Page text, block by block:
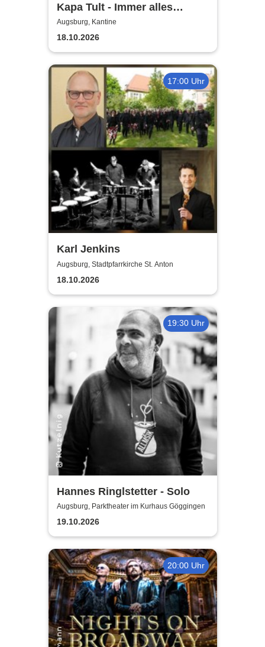
Kapa Tult - Immer alles
gleichzeitig-Tour 2026
Augsburg, Kantine
18.10.2026
17:00 Uhr
Karl Jenkins
Augsburg, Stadtpfarrkirche St. Anton
18.10.2026
19:30 Uhr
Hannes Ringlstetter - Solo
Augsburg, Parktheater im Kurhaus Göggingen
19.10.2026
20:00 Uhr